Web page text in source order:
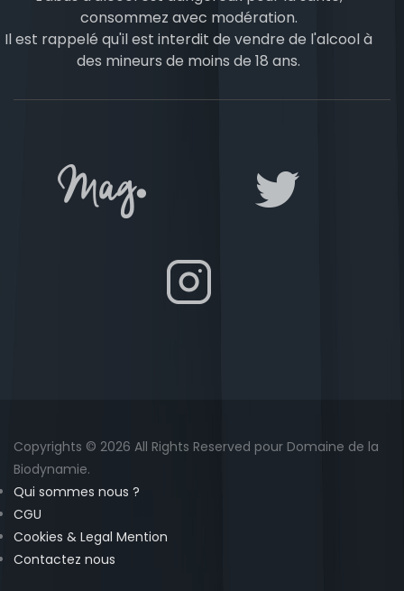
consommez avec modération.
Il est rappelé qu'il est interdit de vendre de l'alcool à
des mineurs de moins de 18 ans.
Copyrights © 2026 All Rights Reserved pour Domaine de la
Biodynamie.
Qui sommes nous ?
CGU
Cookies & Legal Mention
Contactez nous